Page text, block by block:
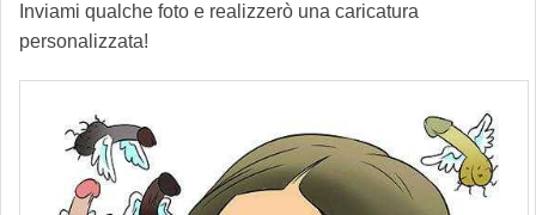
Inviami qualche foto e realizzerò una caricatura
personalizzata!